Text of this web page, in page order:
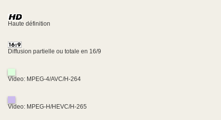
Haute définition
Diffusion partielle ou totale en 16/9
Video: MPEG-4/AVC/H-264
Video: MPEG-H/HEVC/H-265